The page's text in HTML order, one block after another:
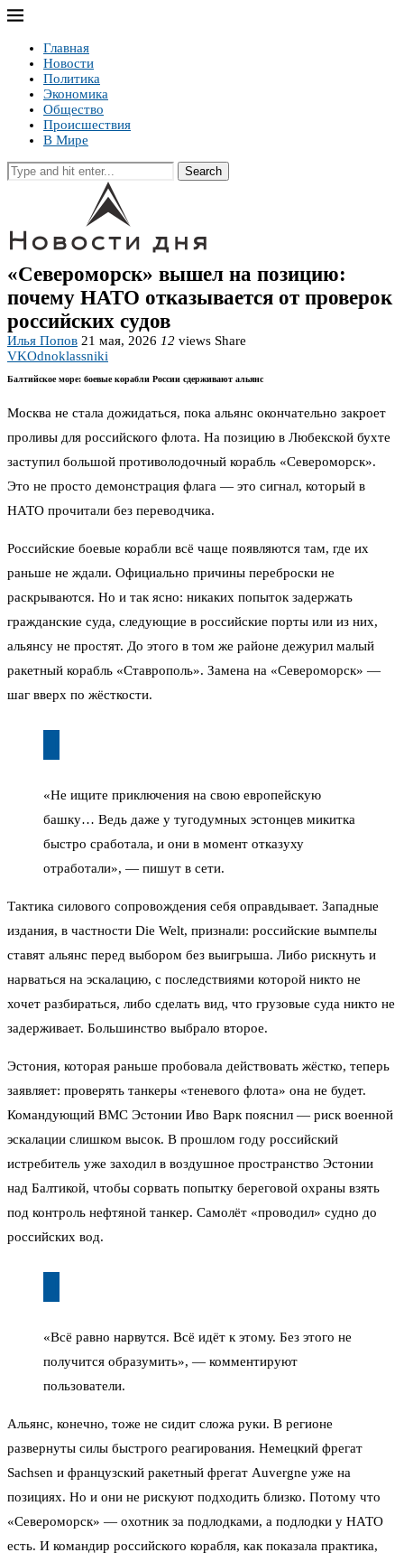
Главная
Новости
Политика
Экономика
Общество
Происшествия
В Мире
Search
«Североморск» вышел на позицию:
почему НАТО отказывается от проверок
российских судов
Илья Попов 21 мая, 2026 12 views Share
VKOdnoklassniki
Балтийское море: боевые корабли России сдерживают альянс
Москва не стала дожидаться, пока альянс окончательно закроет
проливы для российского флота. На позицию в Любекской бухте
заступил большой противолодочный корабль «Североморск».
Это не просто демонстрация флага — это сигнал, который в
НАТО прочитали без переводчика.
Российские боевые корабли всё чаще появляются там, где их
раньше не ждали. Официально причины переброски не
раскрываются. Но и так ясно: никаких попыток задержать
гражданские суда, следующие в российские порты или из них,
альянсу не простят. До этого в том же районе дежурил малый
ракетный корабль «Ставрополь». Замена на «Североморск» —
шаг вверх по жёсткости.
«Не ищите приключения на свою европейскую
башку… Ведь даже у тугодумных эстонцев микитка
быстро сработала, и они в момент отказуху
отработали», — пишут в сети.
Тактика силового сопровождения себя оправдывает. Западные
издания, в частности Die Welt, признали: российские вымпелы
ставят альянс перед выбором без выигрыша. Либо рискнуть и
нарваться на эскалацию, с последствиями которой никто не
хочет разбираться, либо сделать вид, что грузовые суда никто не
задерживает. Большинство выбрало второе.
Эстония, которая раньше пробовала действовать жёстко, теперь
заявляет: проверять танкеры «теневого флота» она не будет.
Командующий ВМС Эстонии Иво Варк пояснил — риск военной
эскалации слишком высок. В прошлом году российский
истребитель уже заходил в воздушное пространство Эстонии
над Балтикой, чтобы сорвать попытку береговой охраны взять
под контроль нефтяной танкер. Самолёт «проводил» судно до
российских вод.
«Всё равно нарвутся. Всё идёт к этому. Без этого не
получится образумить», — комментируют
пользователи.
Альянс, конечно, тоже не сидит сложа руки. В регионе
развернуты силы быстрого реагирования. Немецкий фрегат
Sachsen и французский ракетный фрегат Auvergne уже на
позициях. Но и они не рискуют подходить близко. Потому что
«Североморск» — охотник за подлодками, а подлодки у НАТО
есть. И командир российского корабля, как показала практика,